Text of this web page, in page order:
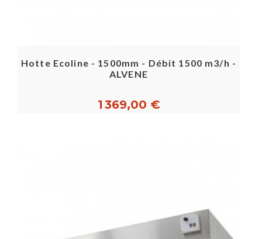
Hotte Ecoline - 1500mm - Débit 1500 m3/h -
ALVENE
1 369,00 €